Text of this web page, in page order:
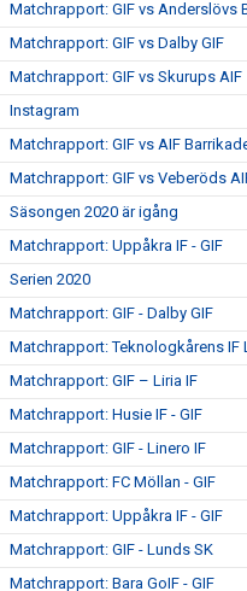
Matchrapport: GIF vs Anderslövs
Matchrapport: GIF vs Dalby GIF
Matchrapport: GIF vs Skurups AIF
Instagram
Matchrapport: GIF vs AIF
Matchrapport: GIF vs Veberöds
Säsongen 2020 är igång
Matchrapport: Uppåkra IF - GIF
Serien 2020
Matchrapport: GIF - Dalby GIF
Matchrapport: Teknologkårens IF
Matchrapport: GIF – Liria IF
Matchrapport: Husie IF - GIF
Matchrapport: GIF - Linero IF
Matchrapport: FC Möllan - GIF
Matchrapport: Uppåkra IF - GIF
Matchrapport: GIF - Lunds SK
Matchrapport: Bara GoIF - GIF